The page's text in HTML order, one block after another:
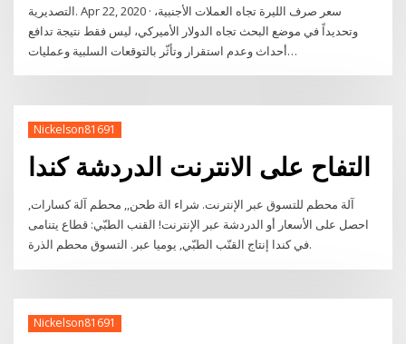
التصديرية. Apr 22, 2020 · سعر صرف الليرة تجاه العملات الأجنبية،
وتحديداً في موضع البحث تجاه الدولار الأميركي، ليس فقط نتيجة تدافع
أحداث وعدم استقرار وتأثّر بالتوقعات السلبية وعمليات…
Nickelson81691
التفاح على الانترنت الدردشة كندا
آلة محطم للتسوق عبر الإنترنت. شراء الة طحن,, محطم آلة كسارات,
احصل على الأسعار أو الدردشة عبر الإنترنت! القنب الطبّي: قطاع يتنامى
في كندا إنتاج القنّب الطبّي, يوميا عبر. التسوق محطم الذرة.
Nickelson81691